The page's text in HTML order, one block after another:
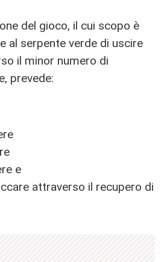
del gioco, il cui scopo è
al serpente verde di uscire
il minor numero di
prevede:
e
attraverso il recupero di